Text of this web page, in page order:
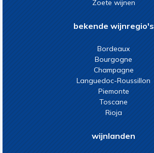
Zoete wijnen
bekende wijnregio's
Bordeaux
Bourgogne
Champagne
Languedoc-Roussillon
Piemonte
Toscane
Rioja
wijnlanden